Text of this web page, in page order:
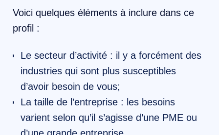
Voici quelques éléments à inclure dans ce
profil :
Le secteur d’activité : il y a forcément des
industries qui sont plus susceptibles
d’avoir besoin de vous;
La taille de l’entreprise : les besoins
varient selon qu’il s’agisse d’une PME ou